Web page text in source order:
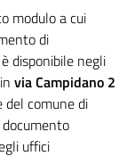
modulo a cui
di
disponibile negli
via Campidano 2
del comune di
documento
uffici